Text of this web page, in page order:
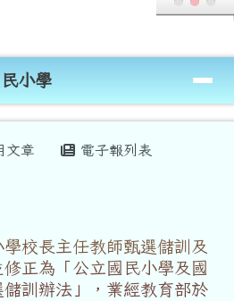
國民小學
小學
文章 電子報列表
校長主任教師甄選儲訓及
正為「公立國民小學及國
儲訓辦法」，業經教育部於